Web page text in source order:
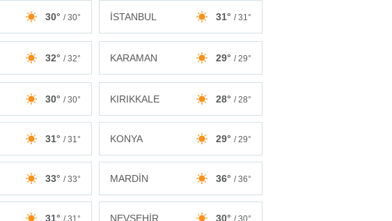
30° / 30° İSTANBUL 31° / 31°
32° / 32° KARAMAN 29° / 29°
30° / 30° KIRIKKALE 28° / 28°
31° / 31° KONYA 29° / 29°
33° / 33° MARDİN 36° / 36°
31° NEVŞEHİR 30°